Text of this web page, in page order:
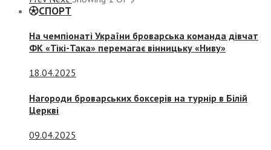
СПОРТ
На чемпіонаті України броварська команда дівчат
ФК «Тікі-Така» перемагає вінницьку «Ниву»
18.04.2025
Нагороди броварських боксерів на турнір в Білій
Церкві
09.04.2025